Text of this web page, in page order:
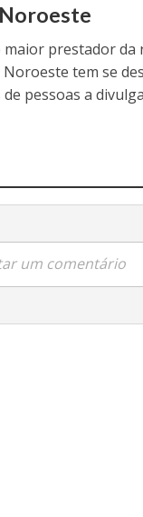
maior prestador da
Noroeste tem se
de pessoas a
um comentário